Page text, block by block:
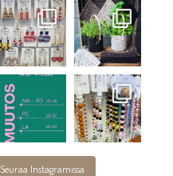
Seuraa Instagramissa